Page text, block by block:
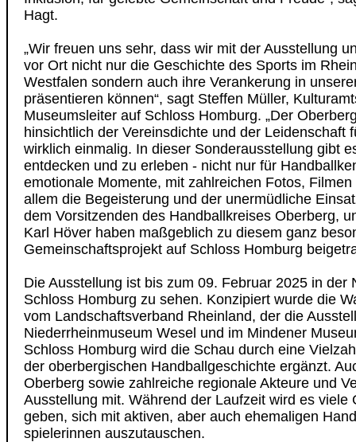
Hagt.
„Wir freuen uns sehr, dass wir mit der Ausstellung
vor Ort nicht nur die Geschichte des Sports im
Westfalen sondern auch ihre Verankerung in
präsentieren können“, sagt Steffen Müller,
Museumsleiter auf Schloss Homburg. „Der
hinsichtlich der Vereinsdichte und der Leidenschaft
wirklich einmalig. In dieser Sonderausstellung gibt
entdecken und zu erleben - nicht nur für
emotionale Momente, mit zahlreichen Fotos,
allem die Begeisterung und der unermüdliche
dem Vorsitzenden des Handballkreises Oberberg,
Karl Höver haben maßgeblich zu diesem ganz
Gemeinschaftsprojekt auf Schloss Homburg
Die Ausstellung ist bis zum 09. Februar 2025 in der
Schloss Homburg zu sehen. Konzipiert wurde die
vom Landschaftsverband Rheinland, der die
Niederrheinmuseum Wesel und im Mindener
Schloss Homburg wird die Schau durch eine
der oberbergischen Handballgeschichte ergänzt.
Oberberg sowie zahlreiche regionale Akteure und
Ausstellung mit. Während der Laufzeit wird es viele
geben, sich mit aktiven, aber auch ehemaligen
spielerinnen auszutauschen.